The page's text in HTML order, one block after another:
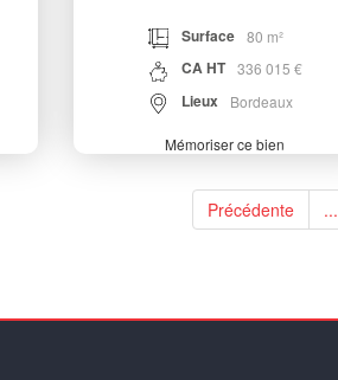
Surface 80 m²
CA HT 336 015 €
Lieux Bordeaux
Mémoriser ce bien
Précédente ...